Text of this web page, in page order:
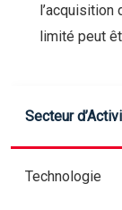
limité peut
Secteur
Technologie